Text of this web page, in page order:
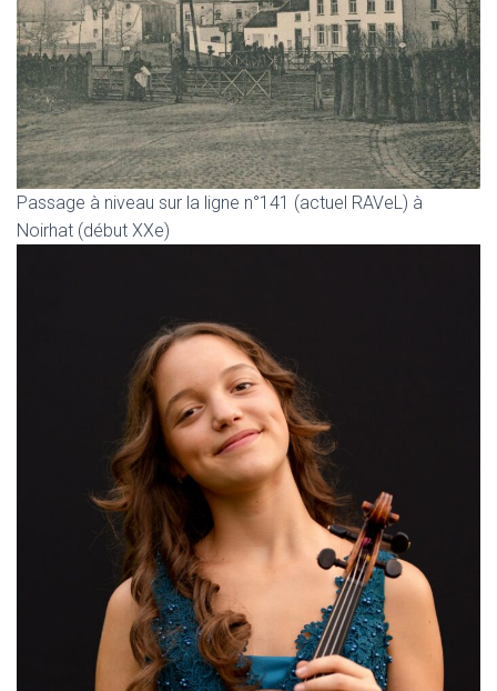
Passage à niveau sur la ligne n°141 (actuel RAVeL) à
Noirhat (début XXe)